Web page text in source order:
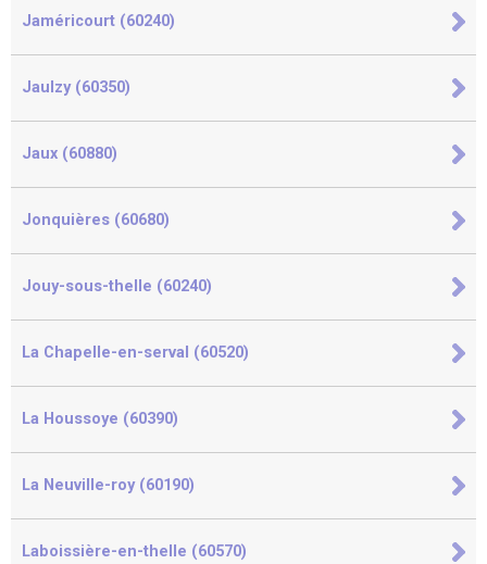
Jaméricourt (60240)
Jaulzy (60350)
Jaux (60880)
Jonquières (60680)
Jouy-sous-thelle (60240)
La Chapelle-en-serval (60520)
La Houssoye (60390)
La Neuville-roy (60190)
Laboissière-en-thelle (60570)